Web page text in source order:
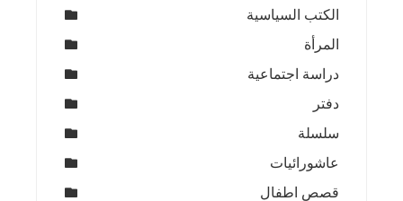
الكتب السياسية
المرأة
دراسة اجتماعية
دفتر
سلسلة
عاشورائيات
قصص اطفال